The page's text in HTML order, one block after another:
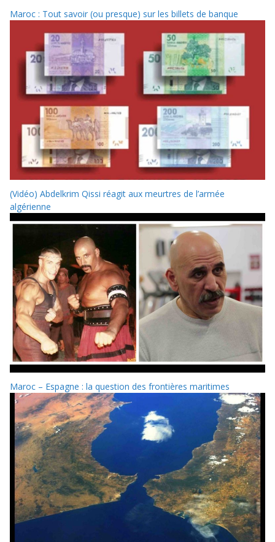
Maroc : Tout savoir (ou presque) sur les billets de banque
(Vidéo) Abdelkrim Qissi réagit aux meurtres de l’armée
algérienne
Maroc – Espagne : la question des frontières maritimes